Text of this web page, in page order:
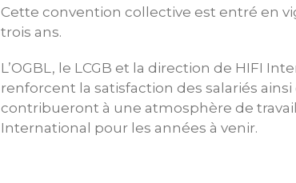
Cette convention collective est entré en
trois ans.
L’OGBL, le LCGB et la direction de HIFI
renforcent la satisfaction des salariés
contribueront à une atmosphère de
International pour les années à venir.